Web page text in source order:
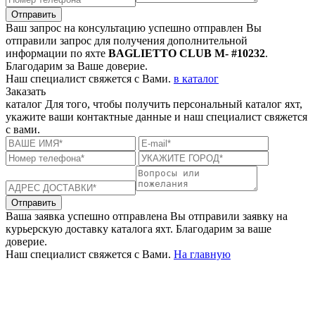
Отправить
Ваш запрос на консультацию успешно отправлен Вы
отправили запрос для получения дополнительной
информации по яхте BAGLIETTO CLUB M- #10232.
Благодарим за Ваше доверие.
Наш специалист свяжется с Вами. в каталог
Заказать
каталог Для того, чтобы получить персональный каталог яхт,
укажите ваши контактные данные и наш специалист свяжется
с вами.
Отправить
Ваша заявка успешно отправлена Вы отправили заявку на
курьерскую доставку каталога яхт. Благодарим за ваше
доверие.
Наш специалист свяжется с Вами. На главную